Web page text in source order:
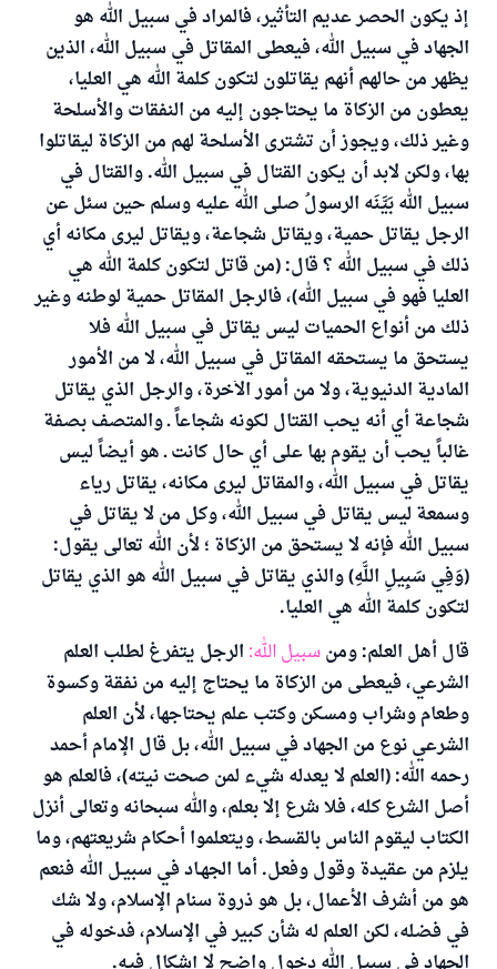
إذ يكون الحصر عديم التأثير، فالمراد في سبيل الله هو
الجهاد في سبيل الله، فيعطى المقاتل في سبيل الله، الذين
يظهر من حالهم أنهم يقاتلون لتكون كلمة الله هي العليا،
يعطون من الزكاة ما يحتاجون إليه من النفقات والأسلحة
وغير ذلك، ويجوز أن تشترى الأسلحة لهم من الزكاة ليقاتلوا
بها، ولكن لابد أن يكون القتال في سبيل الله. والقتال في
سبيل الله بَيَّنَه الرسولُ صلى الله عليه وسلم حين سئل عن
الرجل يقاتل حمية، ويقاتل شجاعة، ويقاتل ليرى مكانه أي
ذلك في سبيل الله ؟ قال: (من قاتل لتكون كلمة الله هي
العليا فهو في سبيل الله)، فالرجل المقاتل حمية لوطنه وغير
ذلك من أنواع الحميات ليس يقاتل في سبيل الله فلا
يستحق ما يستحقه المقاتل في سبيل الله، لا من الأمور
المادية الدنيوية، ولا من أمور الاۤخرة، والرجل الذي يقاتل
شجاعة أي أنه يحب القتال لكونه شجاعاً ـ والمتصف بصفة
غالباً يحب أن يقوم بها على أي حال كانت ـ هو أيضاً ليس
يقاتل في سبيل الله، والمقاتل ليرى مكانه، يقاتل رياء
وسمعة ليس يقاتل في سبيل الله، وكل من لا يقاتل في
سبيل الله فإنه لا يستحق من الزكاة ؛ لأن الله تعالى يقول:
(وَفِي سَبِيلِ اللَّهِ) والذي يقاتل في سبيل الله هو الذي يقاتل
لتكون كلمة الله هي العليا.
قال أهل العلم: ومنسبيل الله: الرجل يتفرغ لطلب العلم
الشرعي، فيعطى من الزكاة ما يحتاج إليه من نفقة وكسوة
وطعام وشراب ومسكن وكتب علم يحتاجها، لأن العلم
الشرعي نوع من الجهاد في سبيل الله، بل قال الإمام أحمد
رحمه الله: (العلم لا يعدله شيء لمن صحت نيته)، فالعلم هو
أصل الشرع كله، فلا شرع إلا بعلم، والله سبحانه وتعالى أنزل
الكتاب ليقوم الناس بالقسط، ويتعلموا أحكام شريعتهم، وما
يلزم من عقيدة وقول وفعل. أما الجهـاد في سبيـل الله فنعم
هو من أشرف الأعمال، بل هو ذروة سنام الإسلام، ولا شك
في فضله، لكن العلم له شأن كبير في الإسلام، فدخوله في